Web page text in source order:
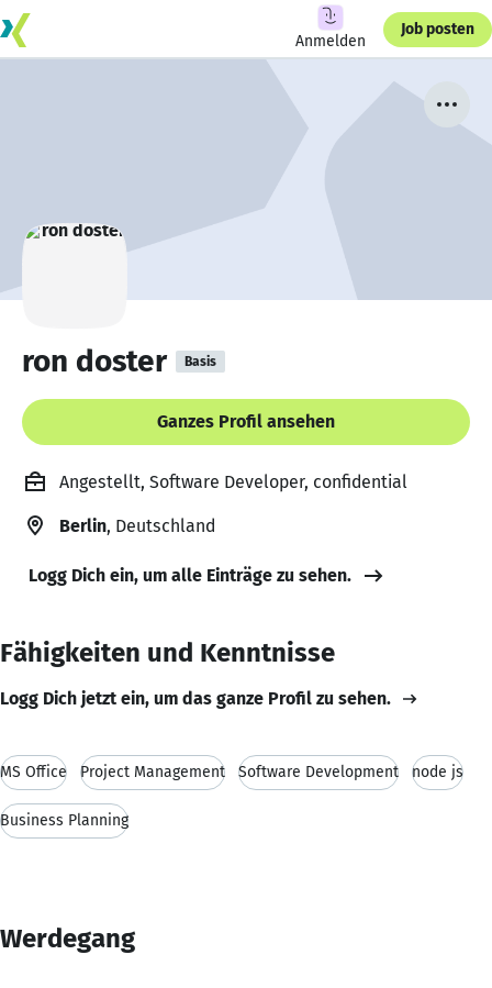
Anmelden
Job posten
ron doster Basis
Ganzes Profil ansehen
Angestellt, Software Developer, confidential
Berlin, Deutschland
Logg Dich ein, um alle Einträge zu sehen.
Fähigkeiten und Kenntnisse
Logg Dich jetzt ein, um das ganze Profil zu sehen.
MS Office Project Management Software Development node js
Business Planning
Werdegang